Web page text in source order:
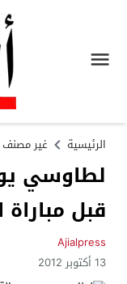
الرئيسية غير مصنف
لطاوسي
قبل
Ajialpress
13 أكتوبر 2012